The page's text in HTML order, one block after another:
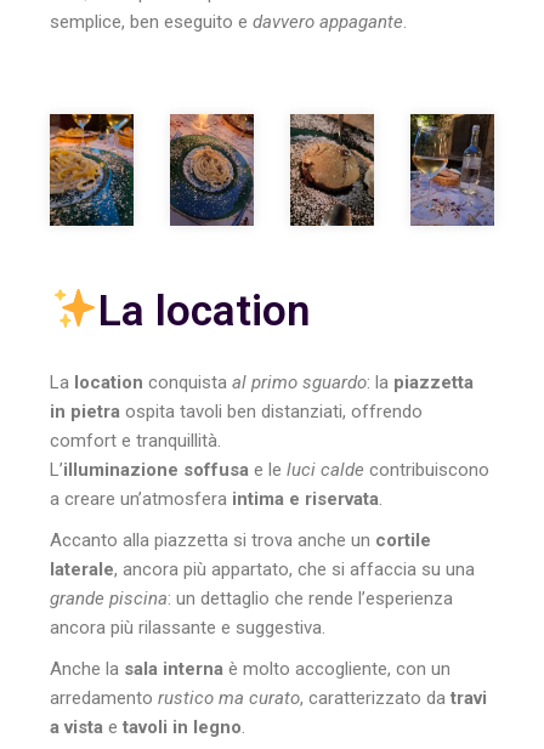
semplice, ben eseguito edavvero appagante.
La location
La location conquistaal primo sguardo: la piazzetta
in pietra ospita tavoli ben distanziati, offrendo
comfort e tranquillità.
L’illuminazione soffusa e leluci calde contribuiscono
a creare un’atmosfera intima e riservata.
Accanto alla piazzetta si trova anche un cortile
laterale, ancora più appartato, che si affaccia su una
grande piscina: un dettaglio che rende l’esperienza
ancora più rilassante e suggestiva.
Anche la sala interna è molto accogliente, con un
arredamentorustico ma curato, caratterizzato datravi
a vista etavoli in legno.